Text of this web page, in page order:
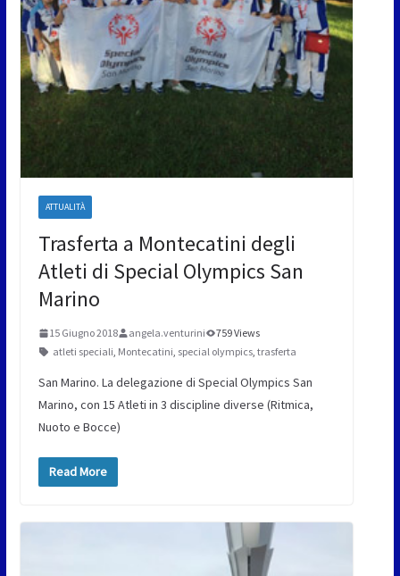
ATTUALITÀ
Trasferta a Montecatini degli
Atleti di Special Olympics San
Marino
15 Giugno 2018 angela.venturini
759 Views
atleti speciali, Montecatini, special olympics, trasferta
San Marino. La delegazione di Special Olympics San
Marino, con 15 Atleti in 3 discipline diverse (Ritmica,
Nuoto e Bocce)
Read More